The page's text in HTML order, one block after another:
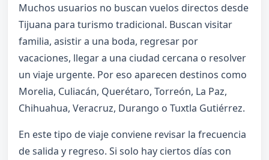
Muchos usuarios no buscan vuelos directos desde
Tijuana para turismo tradicional. Buscan visitar
familia, asistir a una boda, regresar por
vacaciones, llegar a una ciudad cercana o resolver
un viaje urgente. Por eso aparecen destinos como
Morelia, Culiacán, Querétaro, Torreón, La Paz,
Chihuahua, Veracruz, Durango o Tuxtla Gutiérrez.
En este tipo de viaje conviene revisar la frecuencia
de salida y regreso. Si solo hay ciertos días con